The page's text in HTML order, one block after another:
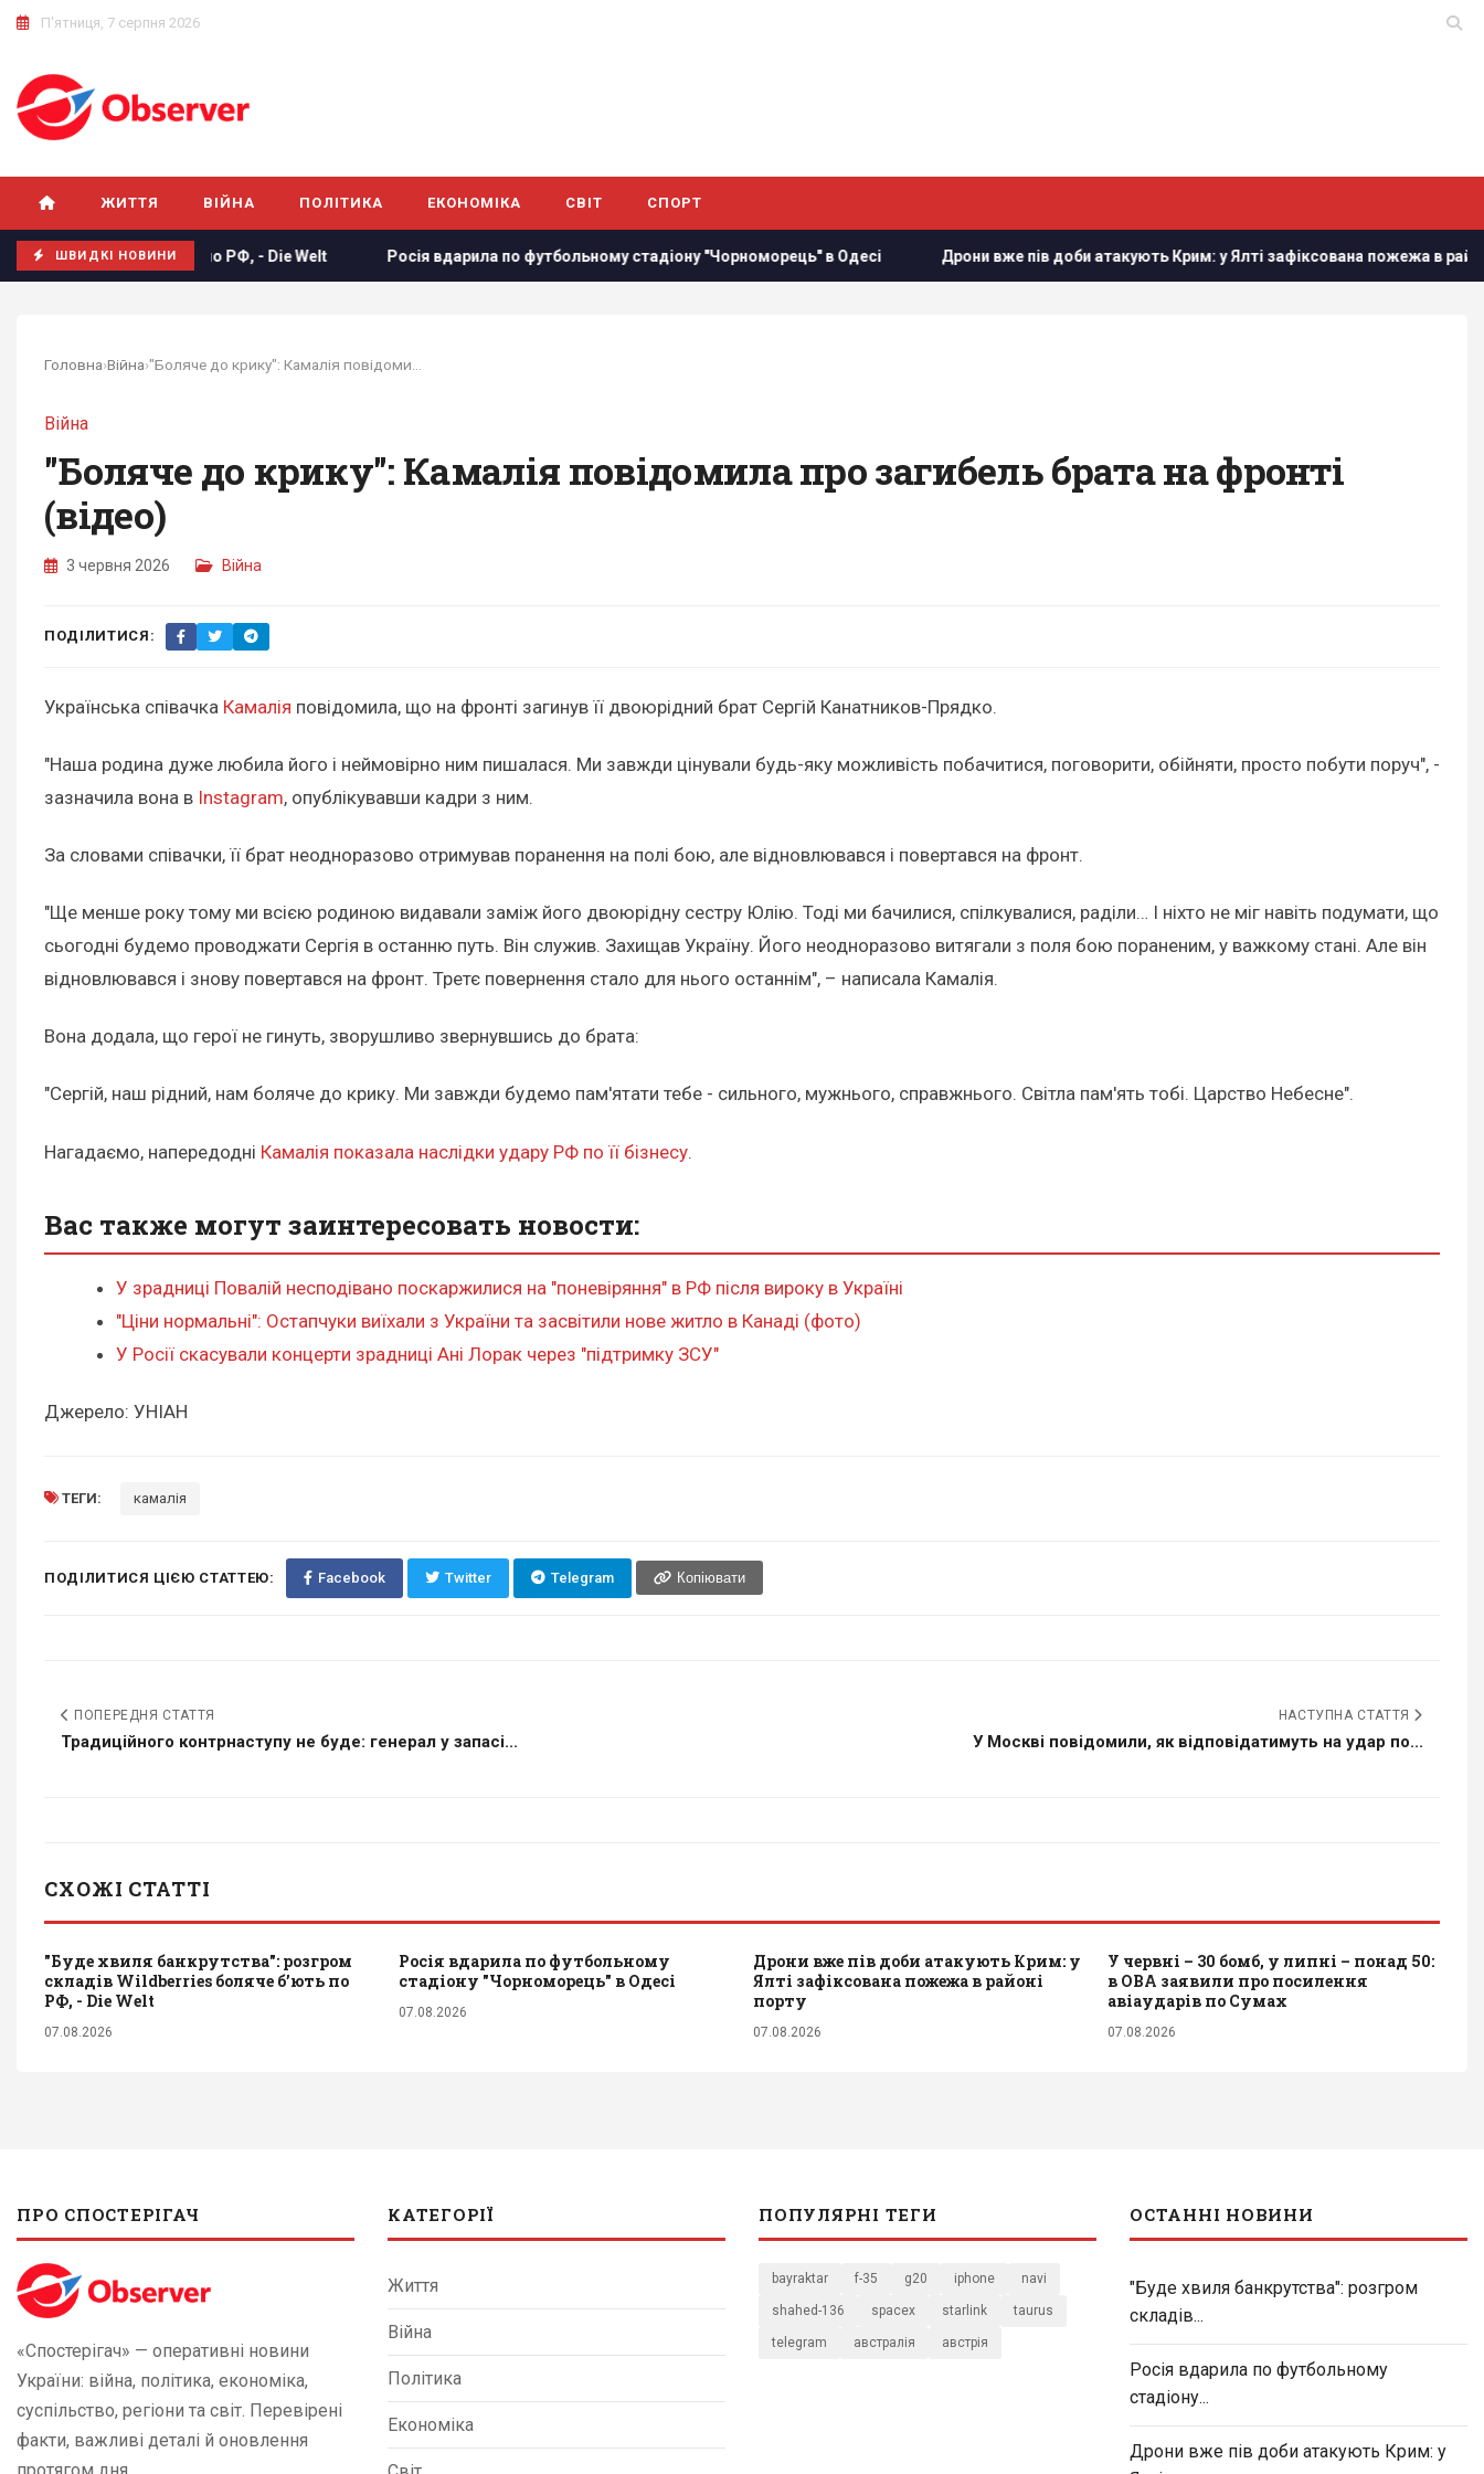
П'ятниця, 7 серпня 2026
ЖИТТЯ ВІЙНА ПОЛІТИКА ЕКОНОМІКА СВІТ СПОРТ
ШВИДКІ НОВИНИ
боляче бʼють по РФ, - Die Welt Росія вдарила по футбольному стадіону "Чорноморець" в Одесі Дрони вже пів доби атакують Крим: у Ялті зафіксована пожежа в районі порту
Головна›Війна›
Війна
"Боляче до крику": Камалія повідомила про загибель брата на фронті
(відео)
3 червня 2026 Війна
ПОДІЛИТИСЯ:
Українська співачка Камалія повідомила, що на фронті загинув її двоюрідний брат Сергій Канатников-Прядко.
"Наша родина дуже любила його і неймовірно ним пишалася. Ми завжди цінували будь-яку можливість побачитися, поговорити, обійняти, просто побути поруч", -
зазначила вона в Instagram, опублікувавши кадри з ним.
За словами співачки, її брат неодноразово отримував поранення на полі бою, але відновлювався і повертався на фронт.
"Ще менше року тому ми всією родиною видавали заміж його двоюрідну сестру Юлію. Тоді ми бачилися, спілкувалися, раділи… І ніхто не міг навіть подумати, що
сьогодні будемо проводжати Сергія в останню путь. Він служив. Захищав Україну. Його неодноразово витягали з поля бою пораненим, у важкому стані. Але він
відновлювався і знову повертався на фронт. Третє повернення стало для нього останнім", – написала Камалія.
Вона додала, що герої не гинуть, зворушливо звернувшись до брата:
"Сергій, наш рідний, нам боляче до крику. Ми завжди будемо пам'ятати тебе - сильного, мужнього, справжнього. Світла пам'ять тобі. Царство Небесне".
Нагадаємо, напередодні Камалія показала наслідки удару РФ по її бізнесу.
Вас также могут заинтересовать новости:
У зрадниці Повалій несподівано поскаржилися на "поневіряння" в РФ після вироку в Україні
"Ціни нормальні": Остапчуки виїхали з України та засвітили нове житло в Канаді (фото)
У Росії скасували концерти зрадниці Ані Лорак через "підтримку ЗСУ"
Джерело: УНІАН
ТЕГИ: камалія
ПОДІЛИТИСЯ ЦІЄЮ СТАТТЕЮ: Facebook Twitter Telegram Копіювати
ПОПЕРЕДНЯ СТАТТЯ
Традиційного контрнаступу не буде: генерал у запасі...
НАСТУПНА СТАТТЯ
У Москві повідомили, як відповідатимуть на удар по...
СХОЖІ СТАТТІ
"Буде хвиля банкрутства": розгром
складів Wildberries боляче бʼють по
РФ, - Die Welt
07.08.2026
Росія вдарила по футбольному
стадіону "Чорноморець" в Одесі
07.08.2026
Дрони вже пів доби атакують Крим: у
Ялті зафіксована пожежа в районі
порту
07.08.2026
У червні – 30 бомб, у липні – понад 50:
в ОВА заявили про посилення
авіаударів по Сумах
07.08.2026
ПРО СПОСТЕРІГАЧ
«Спостерігач» — оперативні новини
України: війна, політика, економіка,
суспільство, регіони та світ. Перевірені
факти, важливі деталі й оновлення
протягом дня.
КАТЕГОРІЇ
Життя
Війна
Політика
Економіка
ПОПУЛЯРНІ ТЕГИ
bayraktar f-35 g20 iphone navi
shahed-136 spacex starlink taurus
telegram австралія австрія
ОСТАННІ НОВИНИ
"Буде хвиля банкрутства": розгром
складів...
Росія вдарила по футбольному
стадіону...
Дрони вже пів доби атакують Крим: у